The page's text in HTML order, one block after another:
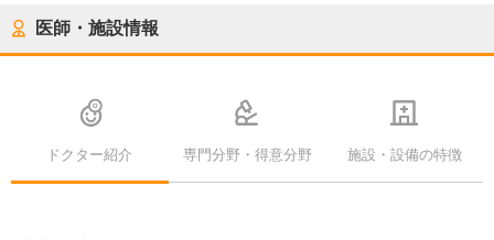
医師・施設情報
ドクター紹介 専門分野・得意分野 施設・設備の特徴